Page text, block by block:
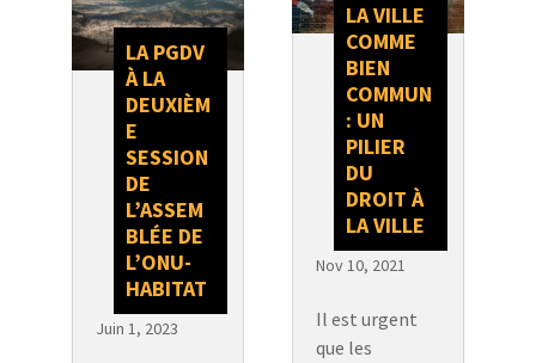
LA PGDV
À LA
DEUXIÈM
E
SESSION
DE
L’ASSEM
BLÉE DE
L’ONU-
HABITAT
Juin 1, 2023
LA VILLE
COMME
BIEN
COMMUN
: UN
PILIER
DU
DROIT À
LA VILLE
Nov 10, 2021
Il est urgent
que les